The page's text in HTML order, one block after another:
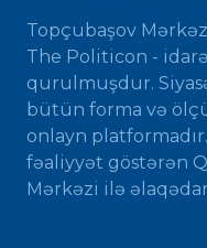
Topçubaşov
The Politicon -
qurulmuşdur.
bütün forma və
onlayn
fəaliyyət göstərən
Mərkəzi ilə